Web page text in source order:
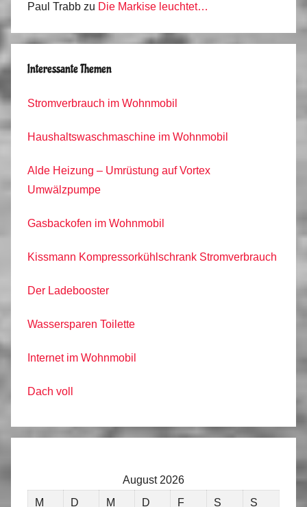
Paul Trabb zu Die Markise leuchtet…
Interessante Themen
Stromverbrauch im Wohnmobil
Haushaltswaschmaschine im Wohnmobil
Alde Heizung – Umrüstung auf Vortex
Umwälzpumpe
Gasbackofen im Wohnmobil
Kissmann Kompressorkühlschrank Stromverbrauch
Der Ladebooster
Wassersparen Toilette
Internet im Wohnmobil
Dach voll
August 2026
M
D M D F S S